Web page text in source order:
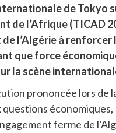
de Tokyo
de l’Afrique (TICAD
de l’Algérie à renforcer
que force
la scène
prononcée lors de
questions économiques,
ferme de